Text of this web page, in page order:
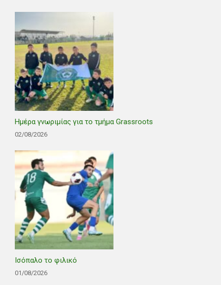
Ημέρα γνωριμίας για το τμήμα Grassroots
02/08/2026
Ισόπαλο το φιλικό
01/08/2026